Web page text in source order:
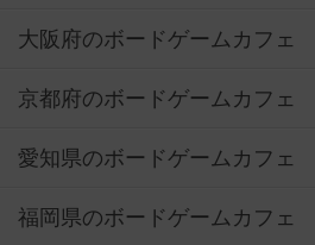
大阪府のボードゲームカフェ
京都府のボードゲームカフェ
愛知県のボードゲームカフェ
福岡県のボードゲームカフェ